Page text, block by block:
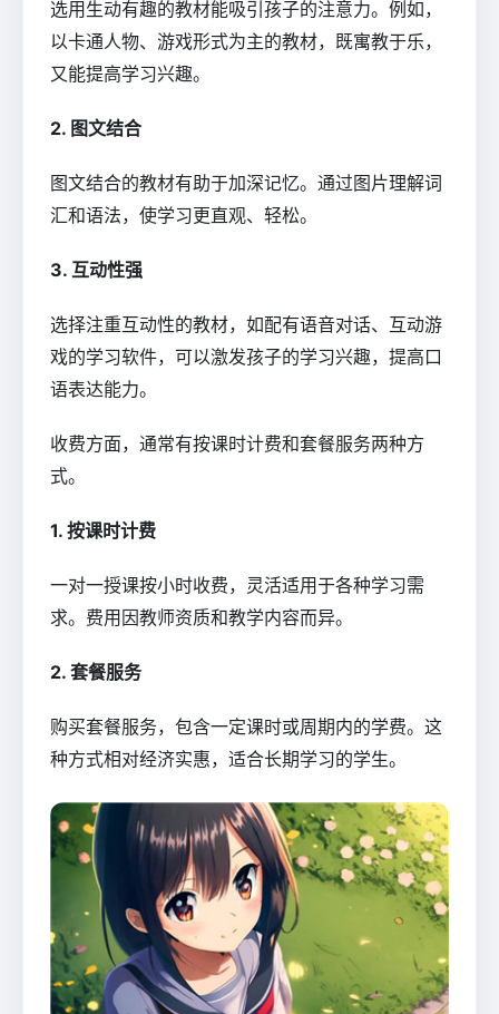
选用生动有趣的教材能吸引孩子的注意力。例如，
以卡通人物、游戏形式为主的教材，既寓教于乐，
又能提高学习兴趣。
2. 图文结合
图文结合的教材有助于加深记忆。通过图片理解词
汇和语法，使学习更直观、轻松。
3. 互动性强
选择注重互动性的教材，如配有语音对话、互动游
戏的学习软件，可以激发孩子的学习兴趣，提高口
语表达能力。
收费方面，通常有按课时计费和套餐服务两种方
式。
1. 按课时计费
一对一授课按小时收费，灵活适用于各种学习需
求。费用因教师资质和教学内容而异。
2. 套餐服务
购买套餐服务，包含一定课时或周期内的学费。这
种方式相对经济实惠，适合长期学习的学生。